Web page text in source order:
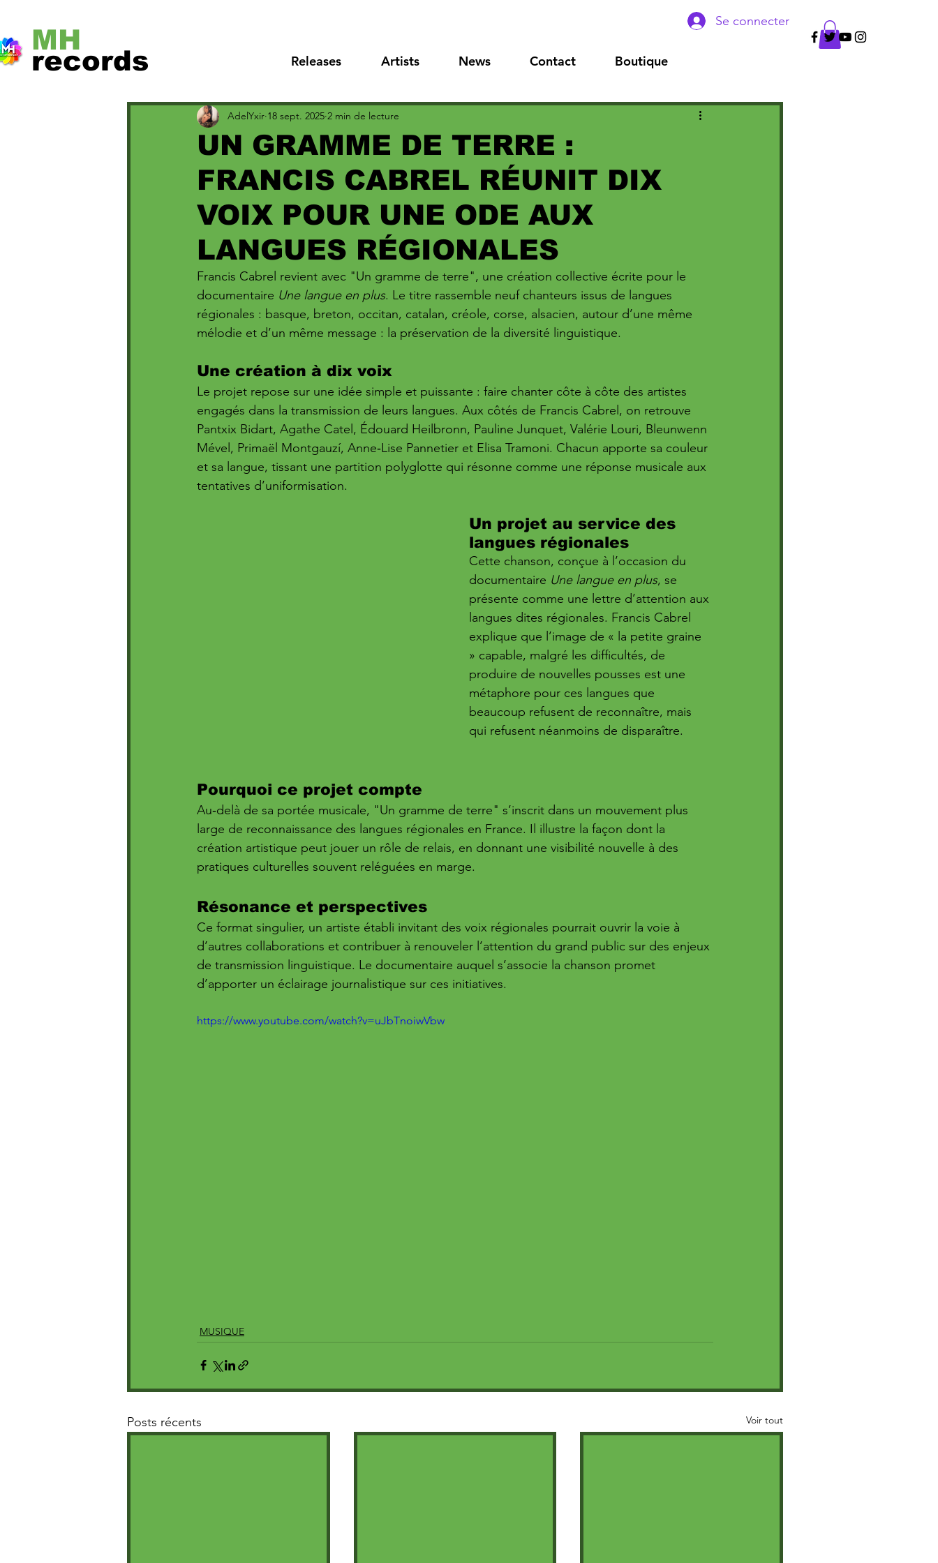
MH
records
Se connecter
Releases Artists News Contact Boutique
UN GRAMME DE TERRE :
FRANCIS CABREL RÉUNIT DIX
VOIX POUR UNE ODE AUX
LANGUES RÉGIONALES
AdelYxir 18 sept. 2025 2 min de lecture
Francis Cabrel revient avec "Un gramme de terre", une création collective écrite pour le
documentaire Une langue en plus. Le titre rassemble neuf chanteurs issus de langues
régionales : basque, breton, occitan, catalan, créole, corse, alsacien, autour d’une même
mélodie et d’un même message : la préservation de la diversité linguistique.
Une création à dix voix
Le projet repose sur une idée simple et puissante : faire chanter côte à côte des artistes
engagés dans la transmission de leurs langues. Aux côtés de Francis Cabrel, on retrouve
Pantxix Bidart, Agathe Catel, Édouard Heilbronn, Pauline Junquet, Valérie Louri, Bleunwenn
Mével, Primaël Montgauzí, Anne‑Lise Pannetier et Elisa Tramoni. Chacun apporte sa couleur
et sa langue, tissant une partition polyglotte qui résonne comme une réponse musicale aux
tentatives d’uniformisation.
Un projet au service des
langues régionales
Cette chanson, conçue à l’occasion du
documentaire Une langue en plus, se
présente comme une lettre d’attention aux
langues dites régionales. Francis Cabrel
explique que l’image de « la petite graine
» capable, malgré les difficultés, de
produire de nouvelles pousses est une
métaphore pour ces langues que
beaucoup refusent de reconnaître, mais
qui refusent néanmoins de disparaître.
Pourquoi ce projet compte
Au‑delà de sa portée musicale, "Un gramme de terre" s’inscrit dans un mouvement plus
large de reconnaissance des langues régionales en France. Il illustre la façon dont la
création artistique peut jouer un rôle de relais, en donnant une visibilité nouvelle à des
pratiques culturelles souvent reléguées en marge.
Résonance et perspectives
Ce format singulier, un artiste établi invitant des voix régionales pourrait ouvrir la voie à
d’autres collaborations et contribuer à renouveler l’attention du grand public sur des enjeux
de transmission linguistique. Le documentaire auquel s’associe la chanson promet
d’apporter un éclairage journalistique sur ces initiatives.
https://www.youtube.com/watch?v=uJbTnoiwVbw
MUSIQUE
Posts récents Voir tout